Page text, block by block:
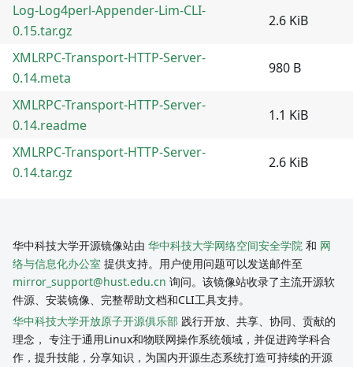
Log-Log4perl-Appender-Lim-CLI-
0.15.tar.gz
2.6 KiB
XMLRPC-Transport-HTTP-Server-
0.14.meta
980 B
XMLRPC-Transport-HTTP-Server-
0.14.readme
1.1 KiB
XMLRPC-Transport-HTTP-Server-
0.14.tar.gz
2.6 KiB
华中科技大学开源镜像站由 华中科技大学网络空间安全学院 和 网
络与信息化办公室 提供支持。用户使用问题可以发送邮件至
mirror_support@hust.edu.cn 询问。该镜像站收录了主流开源软
件源、安装镜像、完整帮助文档和CLI工具支持。
华中科技大学开放原子开源俱乐部 践行开放、共享、协同、贡献的
理念， 专注于通用Linux和物联网操作系统领域，并促进跨学科合
作，提升技能，分享知识，为国内开源生态系统打造可持续的开源